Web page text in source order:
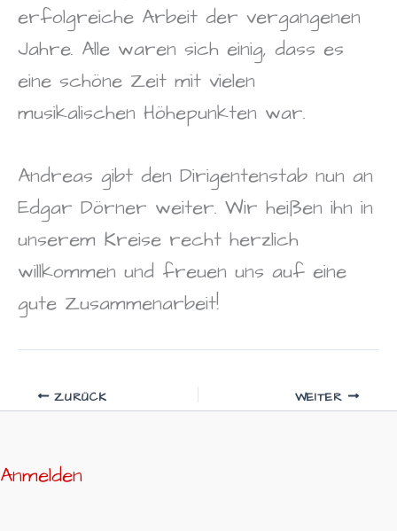
erfolgreiche Arbeit der vergangenen
Jahre. Alle waren sich einig, dass es
eine schöne Zeit mit vielen
musikalischen Höhepunkten war.
Andreas gibt den Dirigentenstab nun an
Edgar Dörner weiter. Wir heißen ihn in
unserem Kreise recht herzlich
willkommen und freuen uns auf eine
gute Zusammenarbeit!
ZURÜCK WEITER
Anmelden